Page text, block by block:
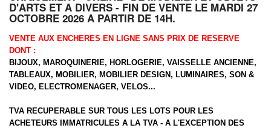
D'ARTS ET A DIVERS - FIN DE VENTE LE MARDI 27
OCTOBRE 2026 A PARTIR DE 14H.
VENTE AUX ENCHERES EN LIGNE SANS PRIX DE RESERVE
DONT :
BIJOUX, MAROQUINERIE, HORLOGERIE, VAISSELLE ANCIENNE,
TABLEAUX, MOBILIER, MOBILIER DESIGN, LUMINAIRES, SON &
VIDEO, ELECTROMENAGER, VELOS...
TVA RECUPERABLE SUR TOUS LES LOTS POUR LES
ACHETEURS IMMATRICULES A LA TVA - A L'EXCEPTION DES